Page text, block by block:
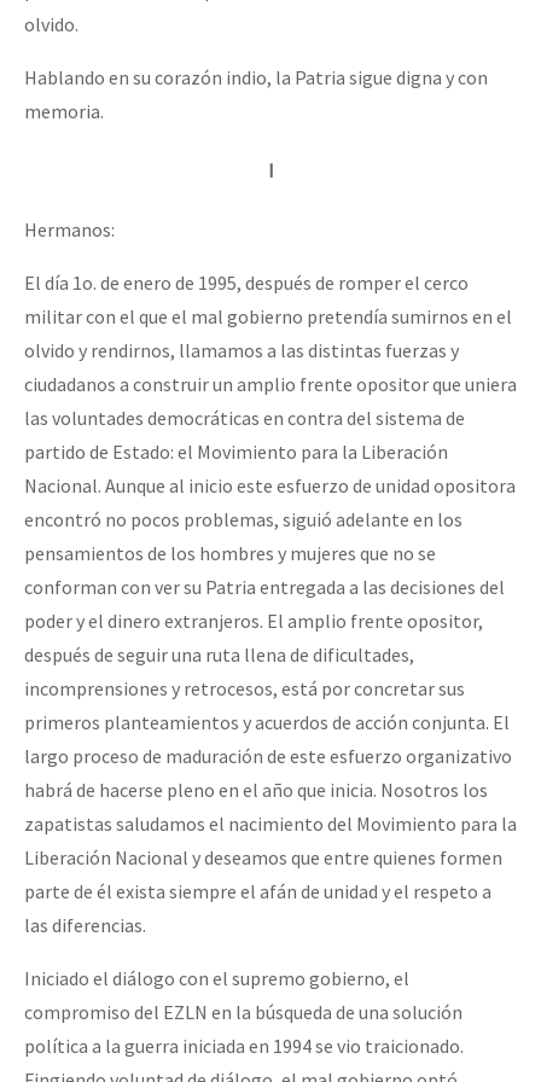
olvido.
Hablando en su corazón indio, la Patria sigue digna y con
memoria.
I
Hermanos:
El día 1o. de enero de 1995, después de romper el cerco
militar con el que el mal gobierno pretendía sumirnos en el
olvido y rendirnos, llamamos a las distintas fuerzas y
ciudadanos a construir un amplio frente opositor que uniera
las voluntades democráticas en contra del sistema de
partido de Estado: el Movimiento para la Liberación
Nacional. Aunque al inicio este esfuerzo de unidad opositora
encontró no pocos problemas, siguió adelante en los
pensamientos de los hombres y mujeres que no se
conforman con ver su Patria entregada a las decisiones del
poder y el dinero extranjeros. El amplio frente opositor,
después de seguir una ruta llena de dificultades,
incomprensiones y retrocesos, está por concretar sus
primeros planteamientos y acuerdos de acción conjunta. El
largo proceso de maduración de este esfuerzo organizativo
habrá de hacerse pleno en el año que inicia. Nosotros los
zapatistas saludamos el nacimiento del Movimiento para la
Liberación Nacional y deseamos que entre quienes formen
parte de él exista siempre el afán de unidad y el respeto a
las diferencias.
Iniciado el diálogo con el supremo gobierno, el
compromiso del EZLN en la búsqueda de una solución
política a la guerra iniciada en 1994 se vio traicionado.